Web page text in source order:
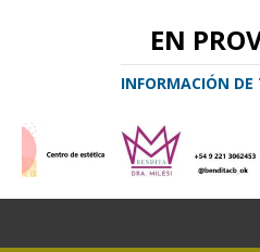
EN
INFORMACIÓN